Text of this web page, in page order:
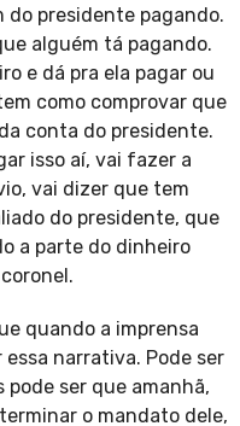
do presidente pagando.
alguém tá pagando.
e dá pra ela pagar ou
como comprovar que
conta do presidente.
isso aí, vai fazer a
vai dizer que tem
do presidente, que
a parte do dinheiro
quando a imprensa
narrativa. Pode ser
pode ser que amanhã,
o mandato dele,